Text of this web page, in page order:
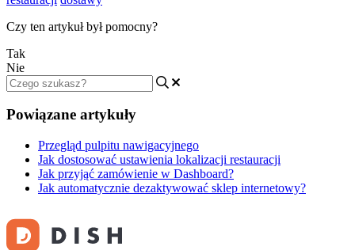
Czy ten artykuł był pomocny?
Tak
Nie
Powiązane artykuły
Przegląd pulpitu nawigacyjnego
Jak dostosować ustawienia lokalizacji restauracji
Jak przyjąć zamówienie w Dashboard?
Jak automatycznie dezaktywować sklep internetowy?